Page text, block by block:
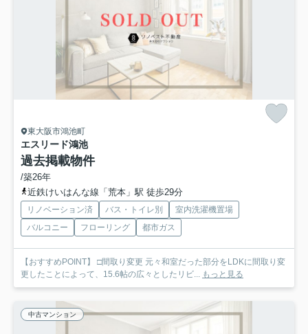
東大阪市鴻池町
エスリード鴻池
過去掲載物件
/築26年
近鉄けいはんな線「荒本」駅 徒歩29分
リノベーション済 バス・トイレ別
室内洗濯機置場
バルコニー
フローリング 都市ガス
【おすすめPOINT】 □間取り変更 元々和室だった部分をLDKに間取り変
更したことによって、15.6帖の広々としたリビ... もっと見る
中古マンション